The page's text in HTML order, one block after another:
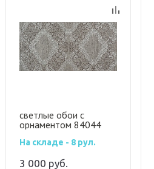
светлые обои с
орнаментом 84044
На складе - 8 рул.
3 000 руб.